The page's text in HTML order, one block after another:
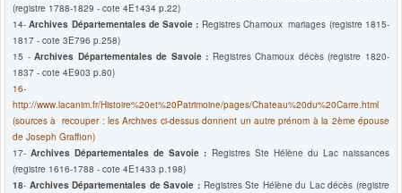
(registre 1788-1829 - cote 4E1434 p.22)
14-Archives Départementales de Savoie : Registres Chamoux mariages (registre 1815-
1817 - cote 3E796 p.258)
15 -Archives Départementales de Savoie : RegistresChamoux décès(registre 1820-
1837 - cote 4E903 p.80)
16-
http://www.lacanim.fr/Histoire%20et%20Patrimoine/pages/Chateau%20du%20Carre.html
(sources à recouper : les Archives ci-dessus donnent un autre prénom à la 2ème épouse
de Joseph Graffion)
17-Archives Départementales de Savoie : Registres Ste Hélène du Lac naissances
(registre 1616-1788 - cote 4E1433 p.198)
18- Archives Départementales de Savoie : Registres Ste Hélène du Lac décès (registre